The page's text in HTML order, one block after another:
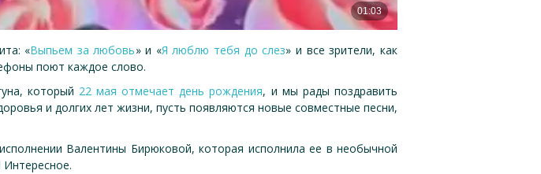
«Выпьем за любовь» и «Я люблю тебя до слез» и все зрители, как
поют каждое слово.
который 22 мая отмечает день рождения, и мы рады поздравить
и долгих лет жизни, пусть появляются новые совместные песни,
Валентины Бирюковой, которая исполнила ее в необычной